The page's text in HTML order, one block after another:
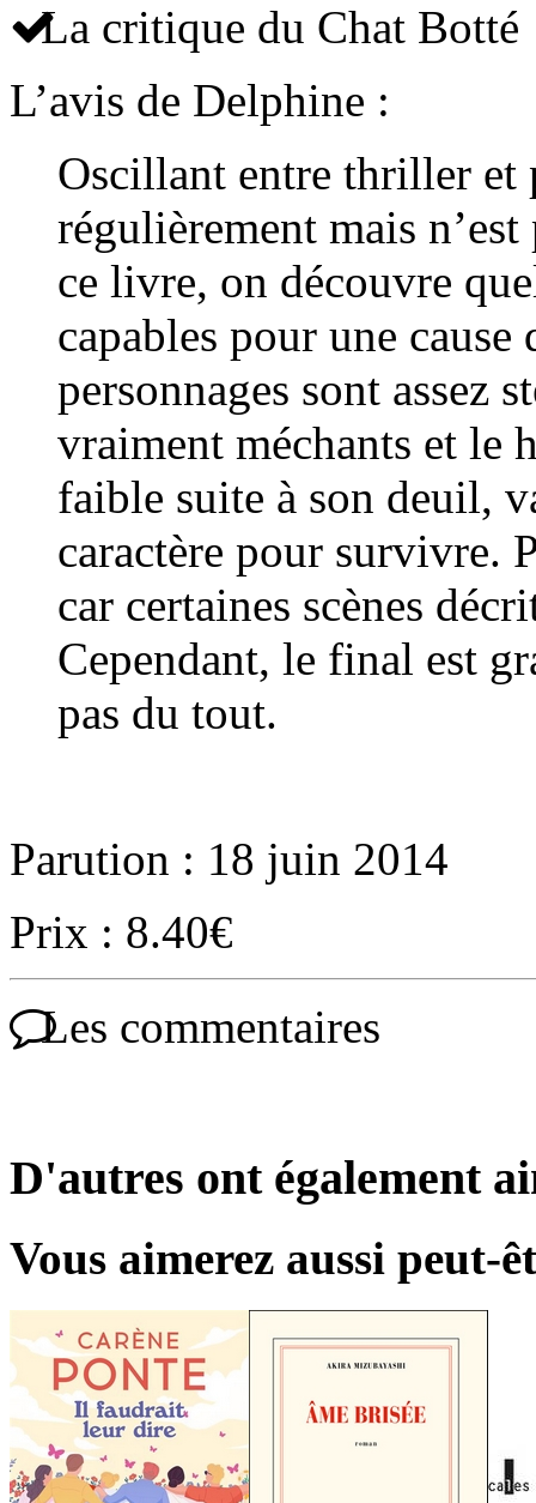
La critique du Chat Botté
L’avis de Delphine :
Oscillant entre thriller et
régulièrement mais
ce livre, on découvre
capables pour une
personnages sont assez
vraiment méchants et le
faible suite à son deuil,
caractère pour survivre.
car certaines scènes
Cependant, le final est
pas du tout.
Parution : 18 juin 2014
Prix : 8.40€
Les commentaires
D'autres ont également
Vous aimerez aussi peut-